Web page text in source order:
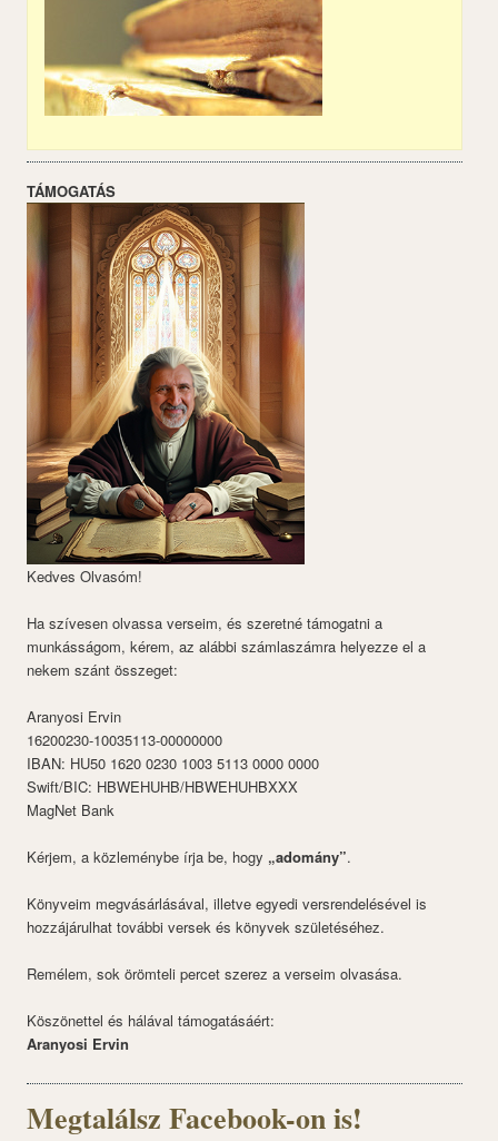
TÁMOGATÁS
Kedves Olvasóm!
Ha szívesen olvassa verseim, és szeretné támogatni a
munkásságom, kérem, az alábbi számlaszámra helyezze el a
nekem szánt összeget:
Aranyosi Ervin
16200230-10035113-00000000
IBAN: HU50 1620 0230 1003 5113 0000 0000
Swift/BIC: HBWEHUHB/HBWEHUHBXXX
MagNet Bank
Kérjem, a közleménybe írja be, hogy „adomány”.
Könyveim megvásárlásával, illetve egyedi versrendelésével is
hozzájárulhat további versek és könyvek születéséhez.
Remélem, sok örömteli percet szerez a verseim olvasása.
Köszönettel és hálával támogatásáért:
Aranyosi Ervin
Megtalálsz Facebook-on is!